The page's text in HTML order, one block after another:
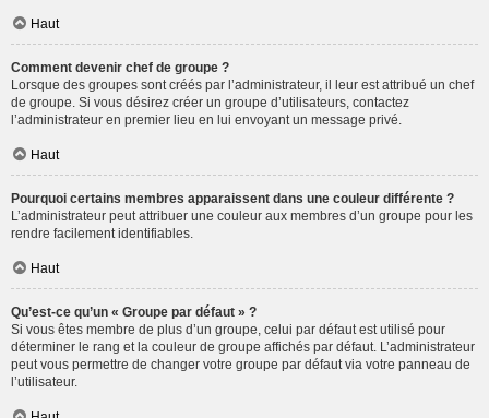
Haut
Comment devenir chef de groupe ?
Lorsque des groupes sont créés par l’administrateur, il leur est attribué un chef
de groupe. Si vous désirez créer un groupe d’utilisateurs, contactez
l’administrateur en premier lieu en lui envoyant un message privé.
Haut
Pourquoi certains membres apparaissent dans une couleur différente ?
L’administrateur peut attribuer une couleur aux membres d’un groupe pour les
rendre facilement identifiables.
Haut
Qu’est-ce qu’un « Groupe par défaut » ?
Si vous êtes membre de plus d’un groupe, celui par défaut est utilisé pour
déterminer le rang et la couleur de groupe affichés par défaut. L’administrateur
peut vous permettre de changer votre groupe par défaut via votre panneau de
l’utilisateur.